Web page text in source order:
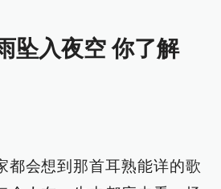
坠入夜空 你了解
都会想到那首耳熟能详的歌